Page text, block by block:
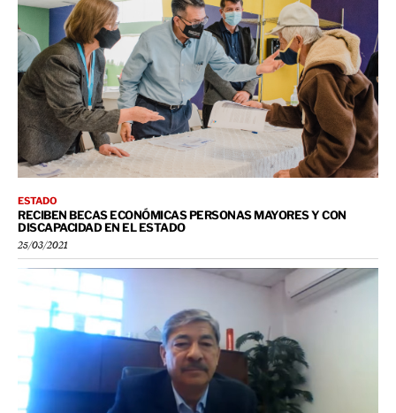
ESTADO
RECIBEN BECAS ECONÓMICAS PERSONAS MAYORES Y CON
DISCAPACIDAD EN EL ESTADO
25/03/2021